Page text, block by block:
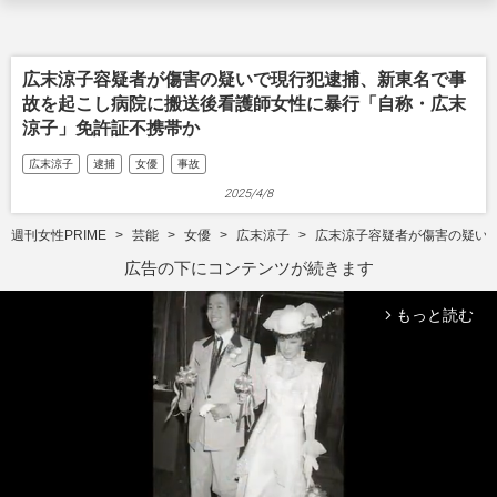
広末涼子容疑者が傷害の疑いで現行犯逮捕、新東名で事
故を起こし病院に搬送後看護師女性に暴行「自称・広末
涼子」免許証不携帯か
広末涼子 逮捕 女優 事故
2025/4/8
週刊女性PRIME 芸能 女優 広末涼子 広末涼子容疑者が傷害の疑い
広告の下にコンテンツが続きます
arrow_forward_ios もっと読む